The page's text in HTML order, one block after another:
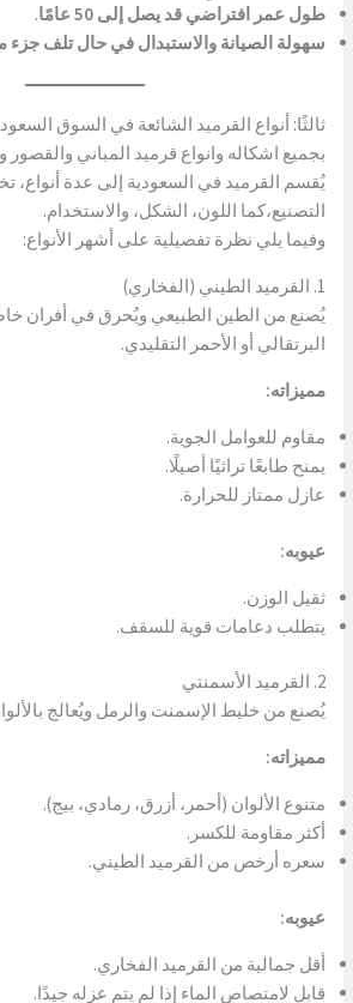
طول عمر افتراضي قد يصل إلى 50 عامًا
.
سهولة الصيانة والاستبدال في حال تلف
ثالثًا: أنواع القرميد الشائعة في السوق
بجميع اشكاله وانواع قرميد المباني
يُقسم القرميد في السعودية إلى عدة
التصنيع،كما اللون، الشكل، والاستخدام.
وفيما يلي نظرة تفصيلية على أشهر الأنواع:
1. القرميد الطيني (الفخاري)
يُصنع من الطين الطبيعي ويُحرق في أفران
البرتقالي أو الأحمر التقليدي.
مميزاته:
مقاوم للعوامل الجوية.
يمنح طابعًا تراثيًا أصيلًا.
عازل ممتاز للحرارة.
عيوبه:
ثقيل الوزن.
يتطلب دعامات قوية للسقف.
2. القرميد الأسمنتي
يُصنع من خليط الإسمنت والرمل ويُعالج
مميزاته:
متنوع الألوان (أحمر، أزرق، رمادي، بيج).
أكثر مقاومة للكسر.
سعره أرخص من القرميد الطيني.
عيوبه:
أقل جمالية من القرميد الفخاري.
قابل لامتصاص الماء إذا لم يتم عزله جيدًا.